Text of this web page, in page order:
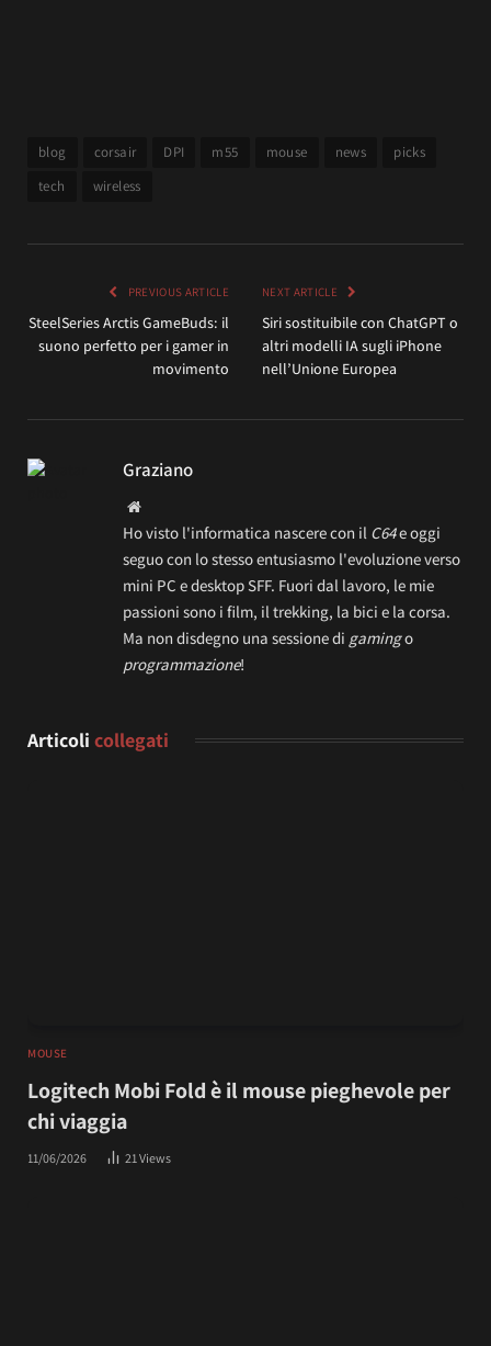
blog corsair DPI m55 mouse news
picks
tech
wireless
PREVIOUS ARTICLE
SteelSeries Arctis GameBuds: il
suono perfetto per i gamer in
movimento
NEXT ARTICLE
Siri sostituibile con ChatGPT o
altri modelli IA sugli iPhone
nell’Unione Europea
Graziano
Website
Ho visto l'informatica nascere con il C64e oggi
seguo con lo stesso entusiasmo l'evoluzione verso
mini PC e desktop SFF. Fuori dal lavoro, le mie
passioni sono i film, il trekking, la bici e la corsa.
Ma non disdegno una sessione di gamingo
programmazione!
Articoli collegati
MOUSE
Logitech Mobi Fold è il mouse pieghevole per
chi viaggia
11/06/2026 21 Views